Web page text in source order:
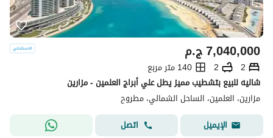
ج.م7,040,000
2
2
140 متر مربع
شاليه للبيع بتشطيب مميز يطل علي أبراج العلمين - مزارين
مزارين، العلمين، الساحل الشمالي، مطروح
الإيميل
اتصل